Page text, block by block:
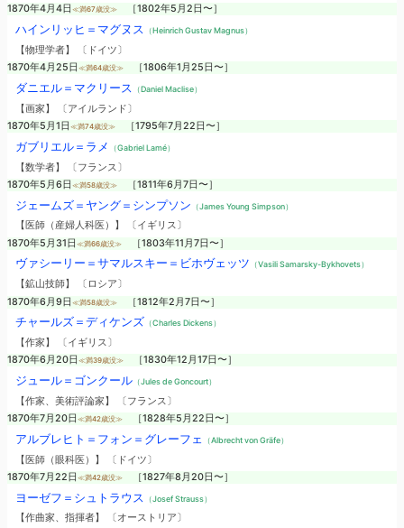
1870年4月4日 ≪満67歳没≫ ［1802年5月2日〜］
ハインリッヒ＝マグヌス （Heinrich Gustav Magnus）
【物理学者】 〔ドイツ〕
1870年4月25日 ≪満64歳没≫ ［1806年1月25日〜］
ダニエル＝マクリース （Daniel Maclise）
【画家】 〔アイルランド〕
1870年5月1日 ≪満74歳没≫ ［1795年7月22日〜］
ガブリエル＝ラメ （Gabriel Lamé）
【数学者】 〔フランス〕
1870年5月6日 ≪満58歳没≫ ［1811年6月7日〜］
ジェームズ＝ヤング＝シンプソン （James Young Simpson）
【医師（産婦人科医）】 〔イギリス〕
1870年5月31日 ≪満66歳没≫ ［1803年11月7日〜］
ヴァシーリー＝サマルスキー＝ビホヴェッツ （Vasili Samarsky-Bykhovets）
【鉱山技師】 〔ロシア〕
1870年6月9日 ≪満58歳没≫ ［1812年2月7日〜］
チャールズ＝ディケンズ （Charles Dickens）
【作家】 〔イギリス〕
1870年6月20日 ≪満39歳没≫ ［1830年12月17日〜］
ジュール＝ゴンクール（Jules de Goncourt）
【作家、美術評論家】 〔フランス〕
1870年7月20日 ≪満42歳没≫ ［1828年5月22日〜］
アルブレヒト＝フォン＝グレーフェ （Albrecht von Gräfe）
【医師（眼科医）】 〔ドイツ〕
1870年7月22日 ≪満42歳没≫ ［1827年8月20日〜］
ヨーゼフ＝シュトラウス （Josef Strauss）
【作曲家、指揮者】 〔オーストリア〕